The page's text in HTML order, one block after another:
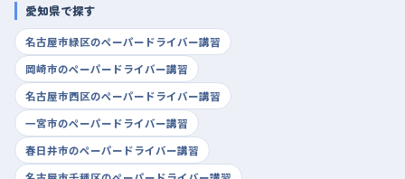
愛知県で探す
名古屋市緑区のペーパードライバー講習
岡崎市のペーパードライバー講習
名古屋市西区のペーパードライバー講習
一宮市のペーパードライバー講習
春日井市のペーパードライバー講習